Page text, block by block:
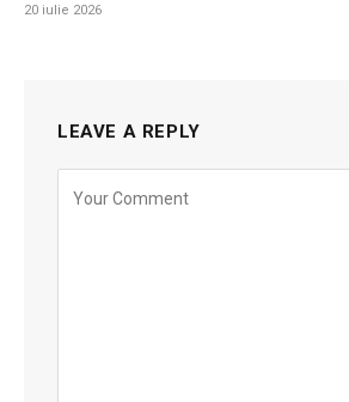
20 iulie 2026
LEAVE A REPLY